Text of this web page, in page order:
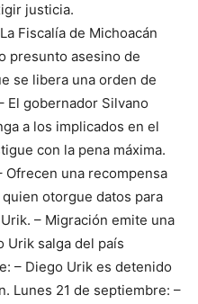
justicia.
Fiscalía de Michoacán
presunto asesino de
se libera una orden de
El gobernador Silvano
a los implicados en el
con la pena máxima.
una recompensa
otorgue datos para
– Migración emite una
Urik salga del país
– Diego Urik es detenido
Lunes 21 de septiembre: –